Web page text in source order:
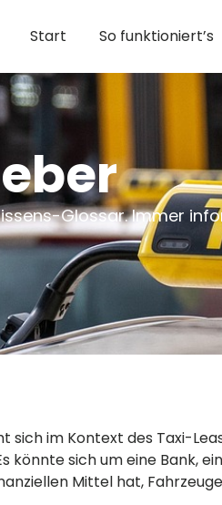
Start So funktioniert’s
Glossar. Immer
sich im Kontext des Taxi-
könnte sich um eine Bank,
Mittel hat,